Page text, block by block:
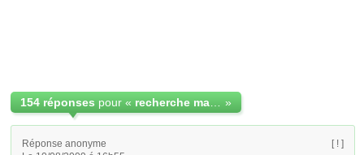
154 réponses pour « »
Réponse anonyme
[ ! ]